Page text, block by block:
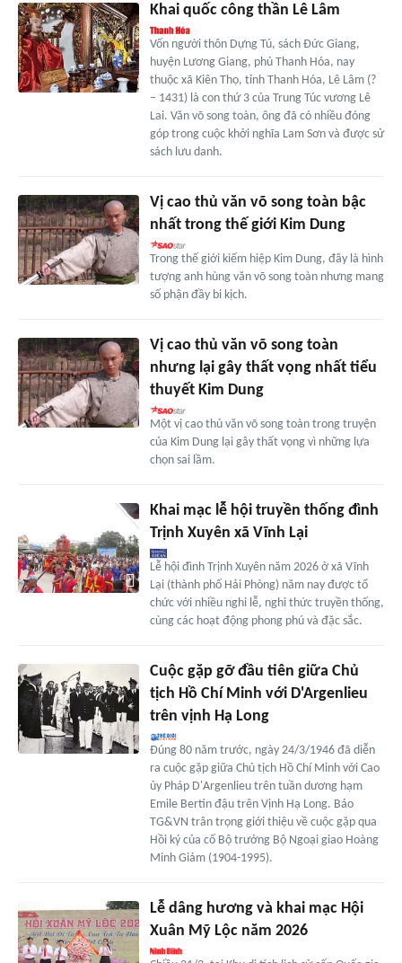
Khai quốc công thần Lê Lâm
Vốn người thôn Dựng Tú, sách Đức Giang,
huyện Lương Giang, phủ Thanh Hóa, nay
thuộc xã Kiên Thọ, tỉnh Thanh Hóa, Lê Lâm (?
– 1431) là con thứ 3 của Trung Túc vương Lê
Lai. Văn võ song toàn, ông đã có nhiều đóng
góp trong cuộc khởi nghĩa Lam Sơn và được sử
sách lưu danh.
Vị cao thủ văn võ song toàn bậc
nhất trong thế giới Kim Dung
Trong thế giới kiếm hiệp Kim Dung, đây là hình
tượng anh hùng văn võ song toàn nhưng mang
số phận đầy bi kịch.
Vị cao thủ văn võ song toàn
nhưng lại gây thất vọng nhất tiểu
thuyết Kim Dung
Một vị cao thủ văn võ song toàn trong truyện
của Kim Dung lại gây thất vọng vì những lựa
chọn sai lầm.
Khai mạc lễ hội truyền thống đình
Trịnh Xuyên xã Vĩnh Lại
Lễ hội đình Trịnh Xuyên năm 2026 ở xã Vĩnh
Lại (thành phố Hải Phòng) năm nay được tổ
chức với nhiều nghi lễ, nghi thức truyền thống,
cùng các hoạt động phong phú và đặc sắc.
Cuộc gặp gỡ đầu tiên giữa Chủ
tịch Hồ Chí Minh với D'Argenlieu
trên vịnh Hạ Long
Đúng 80 năm trước, ngày 24/3/1946 đã diễn
ra cuộc gặp giữa Chủ tịch Hồ Chí Minh với Cao
ủy Pháp D'Argenlieu trên tuần dương hạm
Emile Bertin đậu trên Vịnh Hạ Long. Báo
TG&VN trân trọng giới thiệu về cuộc gặp qua
Hồi ký của cố Bộ trưởng Bộ Ngoại giao Hoàng
Minh Giám (1904-1995).
Lễ dâng hương và khai mạc Hội
Xuân Mỹ Lộc năm 2026